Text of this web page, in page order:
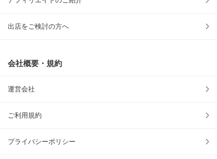
出店をご検討の方へ
会社概要・規約
運営会社
ご利用規約
プライバシーポリシー